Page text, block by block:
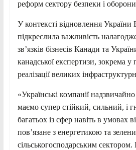
реформ сектору безпеки і
У контексті відновлення України
підкреслила важливість
зв’язків бізнесів Канади та
канадської експертизи, зокрема у
реалізації великих
«Українські компанії
маємо супер стійкий, сильний, і
багатьох із сфер навіть в умовах
пов’язане з енергетикою та
сільськогосподарським сектором.